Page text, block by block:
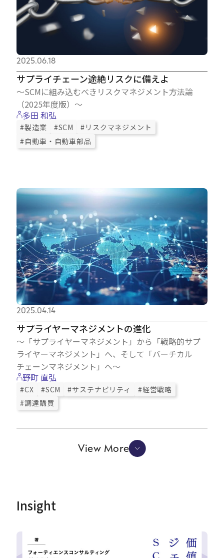
サプライチェーン途絶リスクに備えよ
～SCMに組み込むべきリスクマネジメント方法論
（2025年度版）～
2025.06.18
多田 和弘
#製造業 #SCM
#リスクマネジメント
#自動車・自動車部品
サプライヤーマネジメントの進化
～「サプライヤーマネジメント」から「戦略的サプ
ライヤーマネジメント」へ、そして「バーチカル
チェーンマネジメント」へ～
2025.04.14
野町 直弘
#CX #SCM #サステナビリティ
#経営戦略
#調達購買
View More
Insight